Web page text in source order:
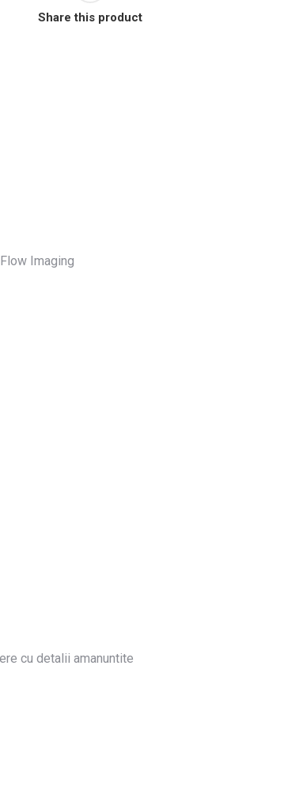
Share this product
Imaging
cu detalii amanuntite